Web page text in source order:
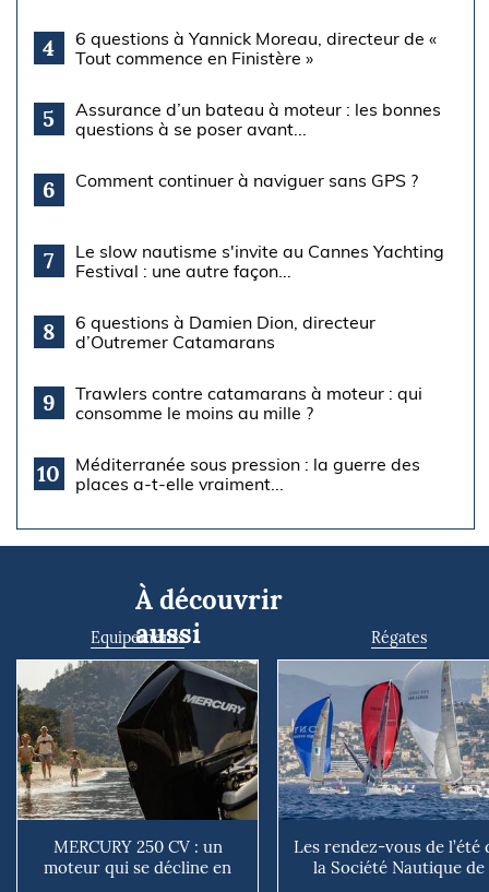
4
6 questions à Yannick Moreau, directeur de «
Tout commence en Finistère »
5
Assurance d’un bateau à moteur : les bonnes
questions à se poser avant...
6 Comment continuer à naviguer sans GPS ?
7
Le slow nautisme s'invite au Cannes Yachting
Festival : une autre façon...
8
6 questions à Damien Dion, directeur
d’Outremer Catamarans
9
Trawlers contre catamarans à moteur : qui
consomme le moins au mille ?
10
Méditerranée sous pression : la guerre des
places a-t-elle vraiment...
À découvrir
aussi
Equipements
MERCURY 250 CV : un
moteur qui se décline en
Régates
Les rendez-vous de l’été
la Société Nautique de